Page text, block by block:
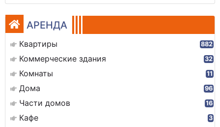
АРЕНДА
Квартиры 882
Коммерческие здания 32
Комнаты 11
Дома 96
Части домов 16
Кафе 3